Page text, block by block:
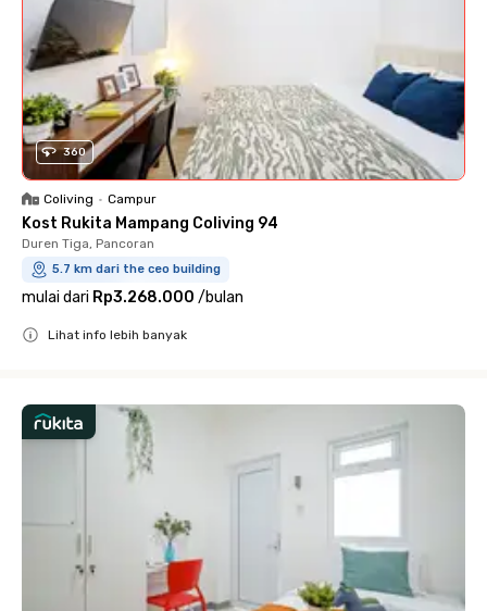
360
Coliving • Campur
Kost Rukita Mampang Coliving 94
Duren Tiga, Pancoran
5.7 km dari the ceo building
mulai dari Rp3.268.000 /bulan
Lihat info lebih banyak